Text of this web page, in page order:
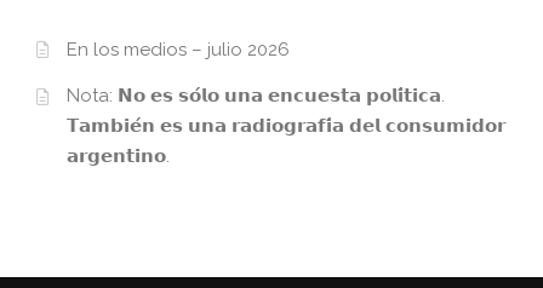
En los medios – julio 2026
Nota: 𝗡𝗼 𝗲𝘀 𝘀𝗼́𝗹𝗼 𝘂𝗻𝗮 𝗲𝗻𝗰𝘂𝗲𝘀𝘁𝗮 𝗽𝗼𝗹𝗶́𝘁𝗶𝗰𝗮.
𝗧𝗮𝗺𝗯𝗶𝗲́𝗻 𝗲𝘀 𝘂𝗻𝗮 𝗿𝗮𝗱𝗶𝗼𝗴𝗿𝗮𝗳𝗶́𝗮 𝗱𝗲𝗹 𝗰𝗼𝗻𝘀𝘂𝗺𝗶𝗱𝗼𝗿
𝗮𝗿𝗴𝗲𝗻𝘁𝗶𝗻𝗼.